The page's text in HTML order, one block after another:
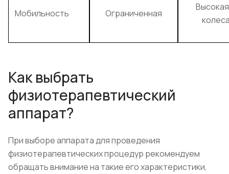
Мобильность Ограниченная
Как выбрать
физиотерапевтический
аппарат?
При выборе аппарата для проведения
физиотерапевтических процедур рекомендуем
обращать внимание на такие его характеристики,